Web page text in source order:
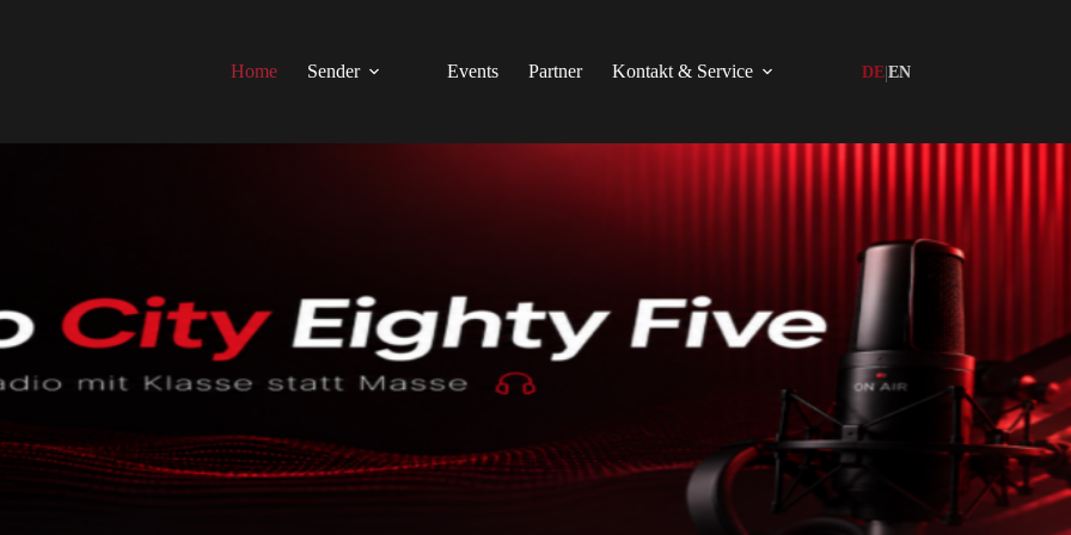
Home
Sender Events Partner Kontakt & Service DE|EN